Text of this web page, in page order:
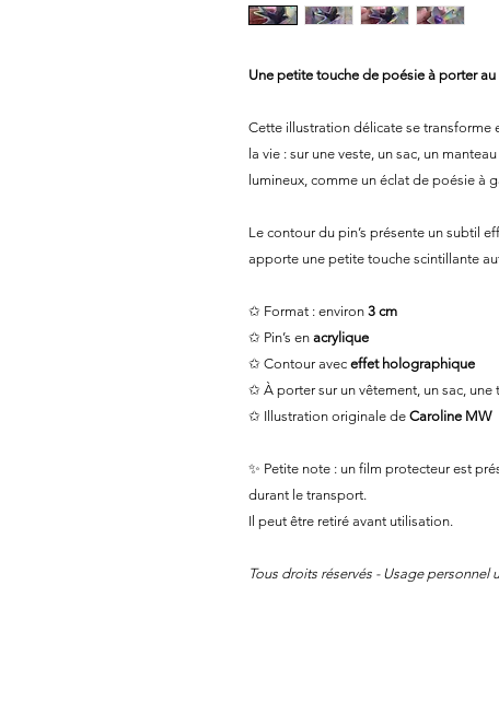
Une petite touche de poésie à porter
Cette illustration délicate se transforme
la vie : sur une veste, un sac, un
lumineux, comme un éclat de poésie à
Le contour du pin’s présente un subtil
apporte une petite touche scintillante
✩ Format : environ 3 cm
✩ Pin’s en acrylique
✩ Contour avec effet holographique
✩ À porter sur un vêtement, un sac, une
✩ Illustration originale de Caroline MW
✨ Petite note : un film protecteur est
durant le transport.
Il peut être retiré avant utilisation.
Tous droits réservés - Usage